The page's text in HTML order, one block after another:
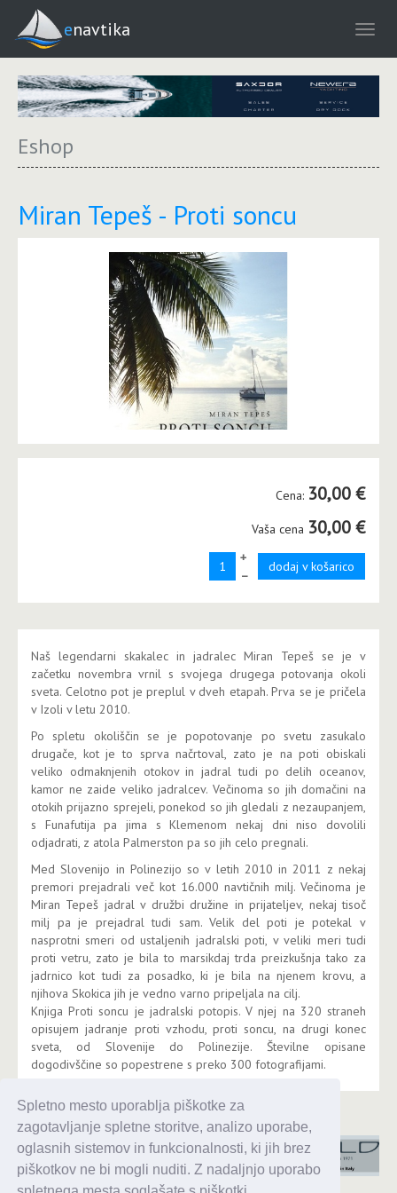
Spletno mesto uporablja piškotke za
zagotavljanje spletne storitve, analizo uporabe,
oglasnih sistemov in funkcionalnosti, ki jih brez
piškotkov ne bi mogli nuditi. Z nadaljnjo uporabo
enavtika
Eshop
Miran Tepeš - Proti soncu
Cena: 30,00 €
Vaša cena 30,00 €
+
dodaj v košarico
–
Naš legendarni skakalec in jadralec Miran Tepeš se je v
začetku novembra vrnil s svojega drugega potovanja okoli
sveta. Celotno pot je preplul v dveh etapah. Prva se je pričela
v Izoli v letu 2010.
Po spletu okoliščin se je popotovanje po svetu zasukalo
drugače, kot je to sprva načrtoval, zato je na poti obiskali
veliko odmaknjenih otokov in jadral tudi po delih oceanov,
kamor ne zaide veliko jadralcev. Večinoma so jih domačini na
otokih prijazno sprejeli, ponekod so jih gledali z nezaupanjem,
s Funafutija pa jima s Klemenom nekaj dni niso dovolili
odjadrati, z atola Palmerston pa so jih celo pregnali.
Med Slovenijo in Polinezijo so v letih 2010 in 2011 z nekaj
premori prejadrali več kot 16.000 navtičnih milj. Večinoma je
Miran Tepeš jadral v družbi družine in prijateljev, nekaj tisoč
milj pa je prejadral tudi sam. Velik del poti je potekal v
nasprotni smeri od ustaljenih jadralski poti, v veliki meri tudi
proti vetru, zato je bila to marsikdaj trda preizkušnja tako za
jadrnico kot tudi za posadko, ki je bila na njenem krovu, a
njihova Skokica jih je vedno varno pripeljala na cilj.
Knjiga Proti soncu je jadralski potopis. V njej na 320 straneh
opisujem jadranje proti vzhodu, proti soncu, na drugi konec
sveta, od Slovenije do Polinezije. Številne opisane
dogodivščine so popestrene s preko 300 fotografijami.